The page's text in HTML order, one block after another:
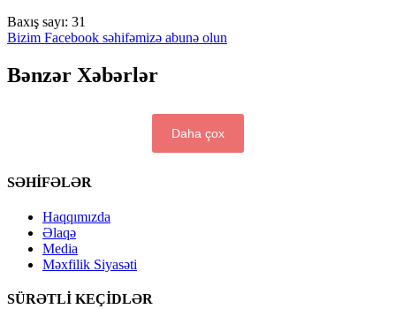
Baxış sayı: 31
Bizim Facebook səhifəmizə abunə olun
Bənzər Xəbərlər
Daha çox
SƏHİFƏLƏR
Haqqımızda
Əlaqə
Media
Məxfilik Siyasəti
SÜRƏTLİ KEÇİDLƏR